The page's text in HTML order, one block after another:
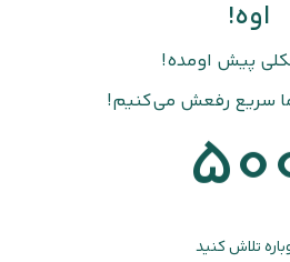
اوه!
پیش اومده!
سریع رفعش می‌کنیم!
تلاش کنید